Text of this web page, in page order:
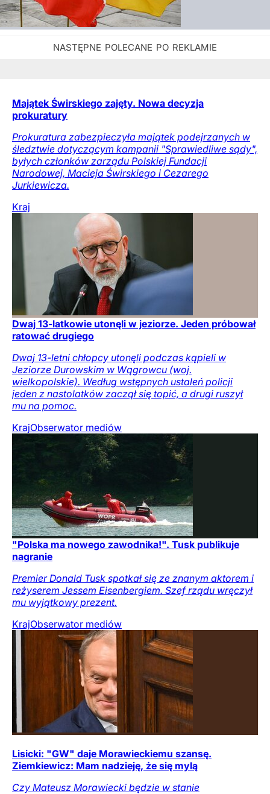
Majątek Świrskiego zajęty. Nowa decyzja
prokuratury
Prokuratura zabezpieczyła majątek podejrzanych w
śledztwie dotyczącym kampanii "Sprawiedliwe sądy",
byłych członków zarządu Polskiej Fundacji
Narodowej, Macieja Świrskiego i Cezarego
Jurkiewicza.
Kraj
Dwaj 13-latkowie utonęli w jeziorze. Jeden próbował
ratować drugiego
Dwaj 13-letni chłopcy utonęli podczas kąpieli w
Jeziorze Durowskim w Wągrowcu (woj.
wielkopolskie). Według wstępnych ustaleń policji
jeden z nastolatków zaczął się topić, a drugi ruszył
mu na pomoc.
KrajObserwator mediów
"Polska ma nowego zawodnika!". Tusk publikuje
nagranie
Premier Donald Tusk spotkał się ze znanym aktorem i
reżyserem Jessem Eisenbergiem. Szef rządu wręczył
mu wyjątkowy prezent.
KrajObserwator mediów
Lisicki: "GW" daje Morawieckiemu szansę.
Ziemkiewicz: Mam nadzieję, że się mylą
Czy Mateusz Morawiecki będzie w stanie